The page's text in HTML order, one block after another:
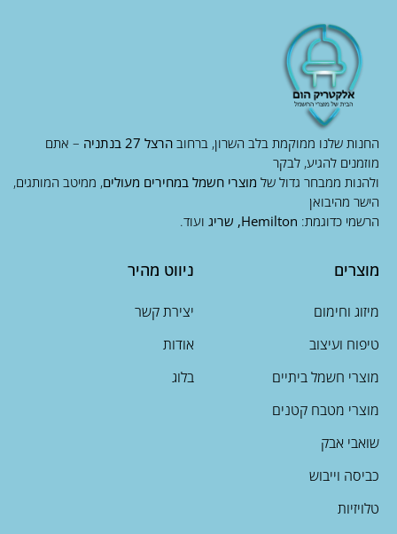
החנות שלנו ממוקמת בלב השרון, ברחוב הרצל 27 בנתניה
– אתם
מוזמנים להגיע, לבקר
ולהנות ממבחר גדול של מוצרי חשמל במחירים מעולים, ממיטב המותגים,
הישר מהיבואן
הרשמי כדוגמת: Hemilton, שריג ועוד.
מוצרים
מיזוג וחימום
טיפוח ועיצוב
מוצרי חשמל ביתיים
מוצרי מטבח קטנים
שואבי אבק
כביסה וייבוש
טלויזיות
ניווט מהיר
יצירת קשר
אודות
בלוג